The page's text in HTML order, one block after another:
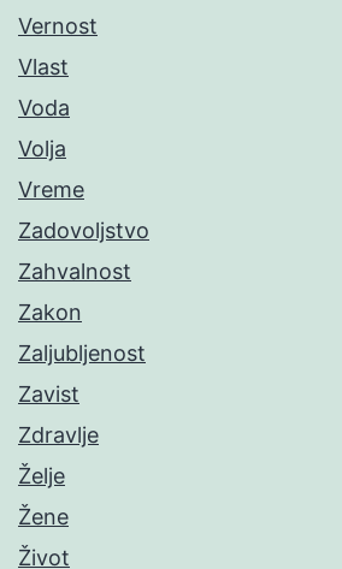
Vernost
Vlast
Voda
Volja
Vreme
Zadovoljstvo
Zahvalnost
Zakon
Zaljubljenost
Zavist
Zdravlje
Želje
Žene
Život